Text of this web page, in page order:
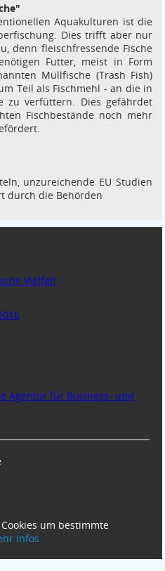
Aquakulturen ist die
Dies trifft aber nur
denn fleischfressende Fische
Futter, meist in Form
Müllfische (Trash Fish)
Teil als Fischmehl - an die in
zu verfüttern. Dies gefährdet
Fischbestände noch mehr
unzureichende EU Studien
durch die Behörden
um bestimmte
Infos